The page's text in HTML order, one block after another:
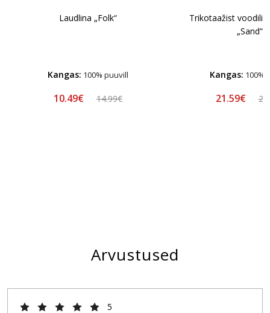
Laudlina „Folk“
Kangas: 100% puuvill
10.49€ 14.99€
Trikotaažist
„Sand“
Kangas: 100%
21.59€
Arvustused
5